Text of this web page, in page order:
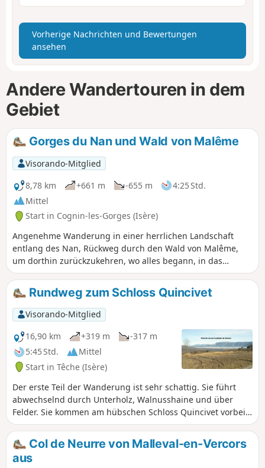
Vorherige Nachrichten und Bewertungen
ansehen
Andere Wandertouren in dem
Gebiet
Gorges du Nan und Wald von Malême
Visorando-Mitglied
8,78 km
+661 m -655 m
4:25 Std.
Mittel
Start in Cognin-les-Gorges (Isère)
Angenehme Wanderung in einer herrlichen Landschaft
entlang des Nan, Rückweg durch den Wald von Malême,
um dorthin zurückzukehren, wo alles begann, in das
hübsche kleine Dorf Cognin-les-Gorges. Im Sommer kann
man die Kühle des Flusses genießen.
Rundweg zum Schloss Quincivet
Visorando-Mitglied
16,90 km
+319 m
-317 m
5:45 Std.
Mittel
Start in Têche (Isère)
Der erste Teil der Wanderung ist sehr schattig. Sie führt
abwechselnd durch Unterholz, Walnusshaine und über
Felder. Sie kommen am hübschen Schloss Quincivet vorbei
und haben einige schöne Ausblicke auf den Vercors, die
Chartreuse und die Ebene von Saint-Marcellin. Es gibt keine
Schwierigkeiten, außer der Länge und dem Schlamm bei
Regenwetter.
Col de Neurre von Malleval-en-Vercors
aus